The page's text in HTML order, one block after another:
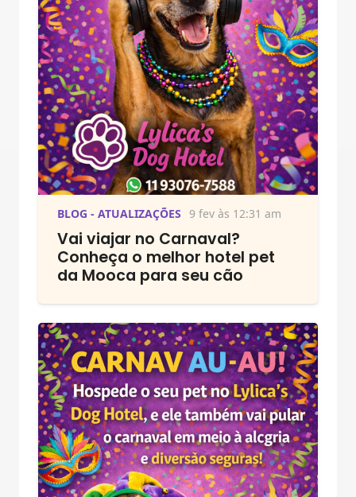
BLOG - ATUALIZAÇÕES 9 fev às 12:31 am
Vai viajar no Carnaval?
Conheça o melhor hotel pet
da Mooca para seu cão